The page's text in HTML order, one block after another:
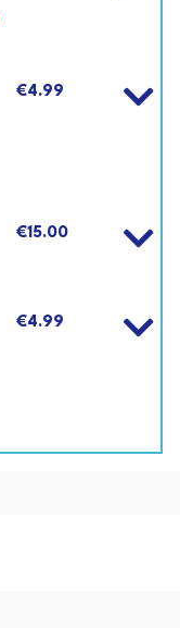
€4.99
€15.00
€4.99